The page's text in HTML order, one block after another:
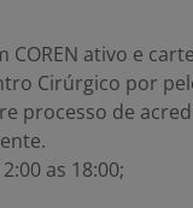
ativo e
Cirúrgico por
processo de
as 18:00;